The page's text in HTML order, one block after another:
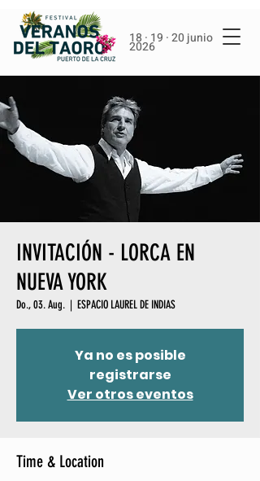
18 · 19 · 20 junio
2026
INVITACIÓN - LORCA EN
NUEVA YORK
Do., 03. Aug.
  |
ESPACIO LAUREL DE INDIAS
Ya no es posible
registrarse
Ver otros eventos
Time & Location